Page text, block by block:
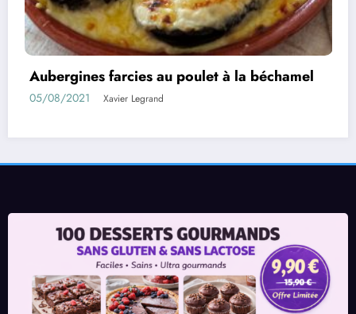
Rouleaux d’aubergines farcies
01/08/2021